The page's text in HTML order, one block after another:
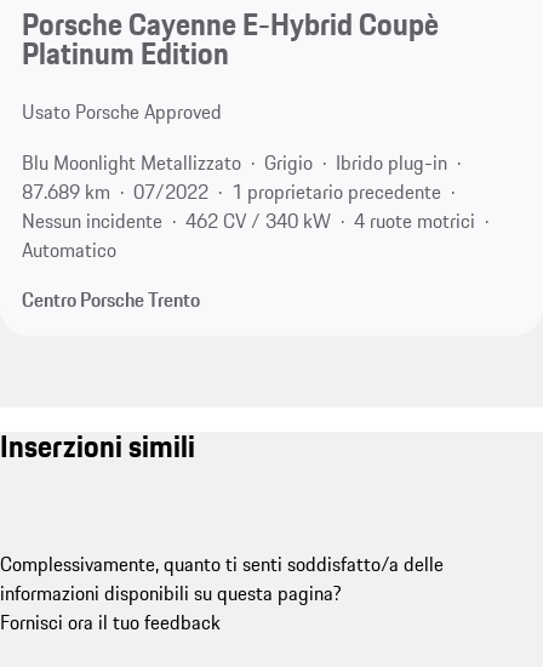
Porsche Cayenne E-Hybrid Coupè
Platinum Edition
Usato Porsche Approved
Blu Moonlight Metallizzato
Grigio
Ibrido plug-in
87.689 km
07/2022
1 proprietario precedente
Nessun incidente
462 CV / 340 kW
4 ruote motrici
Automatico
Centro Porsche Trento
Inserzioni simili
Complessivamente, quanto ti senti soddisfatto/a delle
informazioni disponibili su questa pagina?
Fornisci ora il tuo feedback